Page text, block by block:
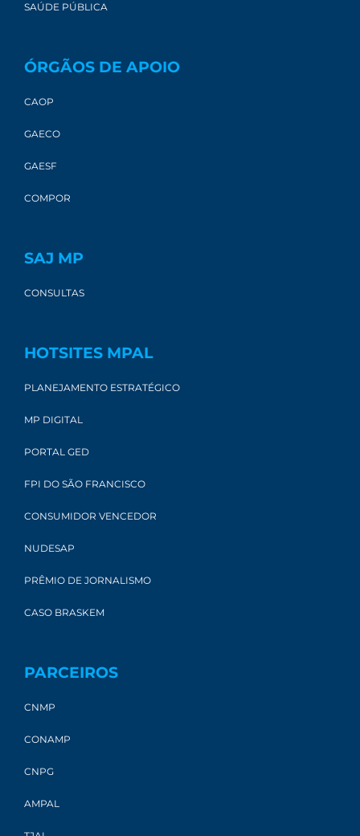
SAÚDE PÚBLICA
ÓRGÃOS DE APOIO
CAOP
GAECO
GAESF
COMPOR
SAJ MP
CONSULTAS
HOTSITES MPAL
PLANEJAMENTO ESTRATÉGICO
MP DIGITAL
PORTAL GED
FPI DO SÃO FRANCISCO
CONSUMIDOR VENCEDOR
NUDESAP
PRÊMIO DE JORNALISMO
CASO BRASKEM
PARCEIROS
CNMP
CONAMP
CNPG
AMPAL